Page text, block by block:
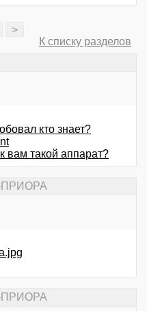
>
К списку разделов
кто знает?
вам такой аппарат?
ПРИОРА
ПРИОРА